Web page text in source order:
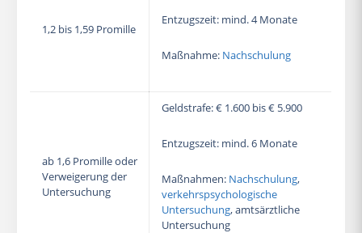
1,2 bis 1,59 Promille
Entzugszeit: mind. 4 Monate
Maßnahme: Nachschulung
ab 1,6 Promille oder
Verweigerung der
Untersuchung
Geldstrafe: € 1.600 bis € 5.900
Entzugszeit: mind. 6 Monate
Maßnahmen: Nachschulung,
verkehrspsychologische
Untersuchung, amtsärztliche
Untersuchung